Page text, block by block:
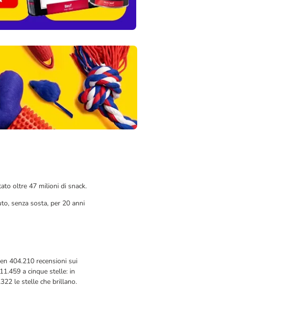
oltre 47 milioni di snack.
senza sosta, per 20 anni
404.210 recensioni sui
a cinque stelle: in
le stelle che brillano.